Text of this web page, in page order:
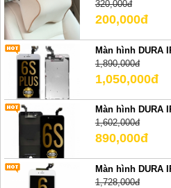
320,000đ
200,000đ
Màn hình DURA
1,890,000đ
1,050,000đ
Màn hình DURA
1,602,000đ
890,000đ
Màn hình DURA
1,728,000đ